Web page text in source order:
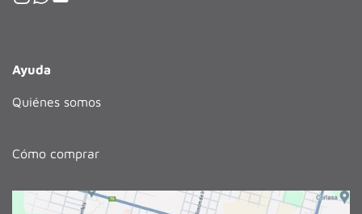
Ayuda
Quiénes somos
Cómo comprar